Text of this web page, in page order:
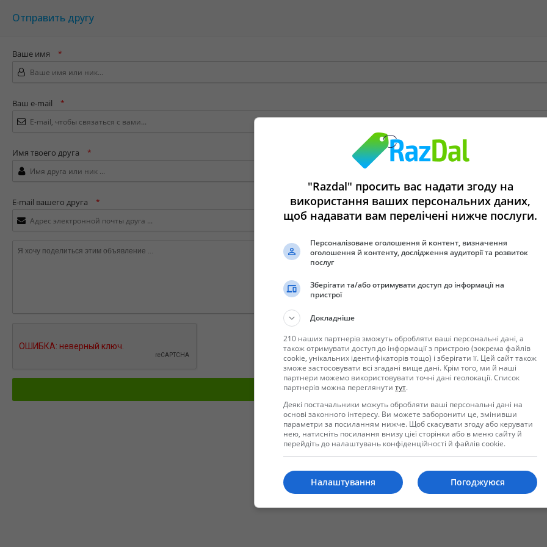
Отправить другу
Ваше имя *
Ваш e-mail *
Имя твоего друга *
E-mail вашего друга *
Отправить сообщение
"Razdal" просить вас надати згоду на
використання ваших персональних даних,
щоб надавати вам перелічені нижче послуги.
Персоналізоване оголошення й контент, визначення
оголошення й контенту, дослідження аудиторії та розвиток
послуг
Зберігати та/або отримувати доступ до інформації на
пристрої
Докладніше
210 наших партнерів зможуть обробляти ваші персональні дані, а
також отримувати доступ до інформації з пристрою (зокрема файлів
cookie, унікальних ідентифікаторів тощо) і зберігати її. Цей сайт також
зможе застосовувати всі згадані вище дані. Крім того, ми й наші
партнери можемо використовувати точні дані геолокації. Список
партнерів можна переглянути тут.
Деякі постачальники можуть обробляти ваші персональні дані на
основі законного інтересу. Ви можете заборонити це, змінивши
параметри за посиланням нижче. Щоб скасувати згоду або керувати
нею, натисніть посилання внизу цієї сторінки або в меню сайту й
перейдіть до налаштувань конфіденційності й файлів cookie.
Погоджуюся
Налаштування